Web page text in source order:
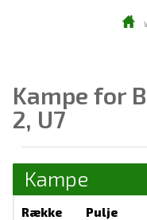
Kampe for
2, U7
Kampe
Række Pulje